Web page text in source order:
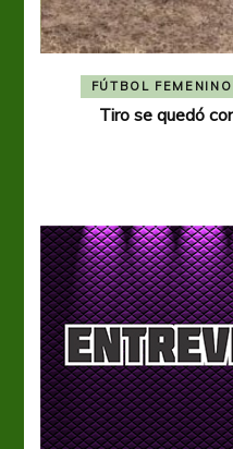
FÚTBOL FEMENINO
Tiro se quedó